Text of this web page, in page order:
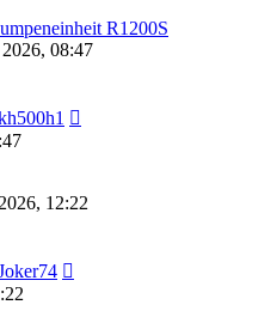
R1200S
08:47
12:22